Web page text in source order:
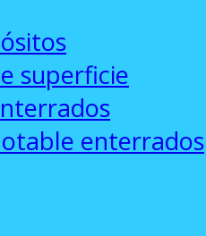
superficie
enterrados